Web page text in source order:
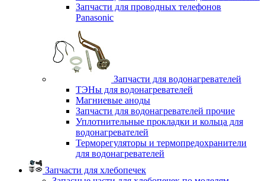
Запчасти для проводных телефонов
Panasonic
Запчасти для водонагревателей
ТЭНы для водонагревателей
Магниевые аноды
Запчасти для водонагревателей прочие
Уплотнительные прокладки и кольца для
водонагревателей
Терморегуляторы и термопредохранители
для водонагревателей
Запчасти для хлебопечек